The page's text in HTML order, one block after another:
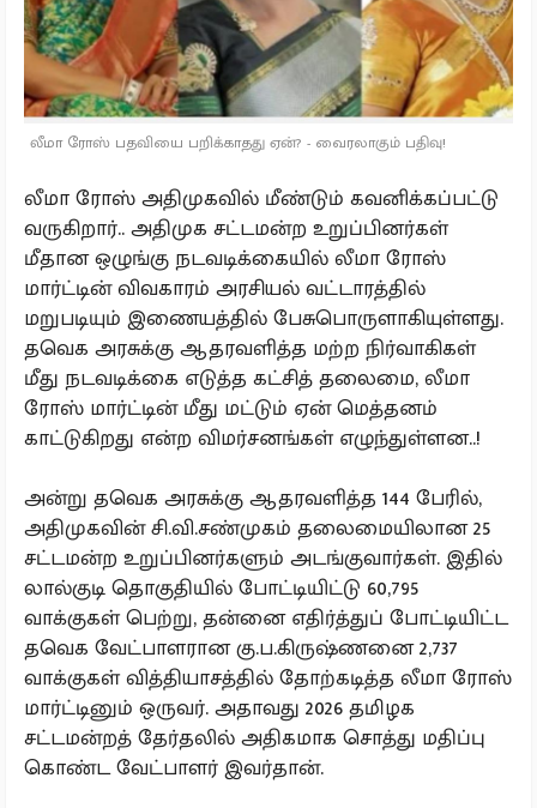
லீமா ரோஸ் பதவியை பறிக்காதது ஏன்? - வைரலாகும் பதிவு!
லீமா ரோஸ் அதிமுகவில் மீண்டும் கவனிக்கப்பட்டு
வருகிறார்.. அதிமுக சட்டமன்ற உறுப்பினர்கள்
மீதான ஒழுங்கு நடவடிக்கையில் லீமா ரோஸ்
மார்ட்டின் விவகாரம் அரசியல் வட்டாரத்தில்
மறுபடியும் இணையத்தில் பேசுபொருளாகியுள்ளது.
தவெக அரசுக்கு ஆதரவளித்த மற்ற நிர்வாகிகள்
மீது நடவடிக்கை எடுத்த கட்சித் தலைமை, லீமா
ரோஸ் மார்ட்டின் மீது மட்டும் ஏன் மெத்தனம்
காட்டுகிறது என்ற விமர்சனங்கள் எழுந்துள்ளன..!
அன்று தவெக அரசுக்கு ஆதரவளித்த 144 பேரில்,
அதிமுகவின் சி.வி.சண்முகம் தலைமையிலான 25
சட்டமன்ற உறுப்பினர்களும் அடங்குவார்கள். இதில்
லால்குடி தொகுதியில் போட்டியிட்டு 60,795
வாக்குகள் பெற்று, தன்னை எதிர்த்துப் போட்டியிட்ட
தவெக வேட்பாளரான கு.ப.கிருஷ்ணனை 2,737
வாக்குகள் வித்தியாசத்தில் தோற்கடித்த லீமா ரோஸ்
மார்ட்டினும் ஒருவர். அதாவது 2026 தமிழக
சட்டமன்றத் தேர்தலில் அதிகமாக சொத்து மதிப்பு
கொண்ட வேட்பாளர் இவர்தான்.